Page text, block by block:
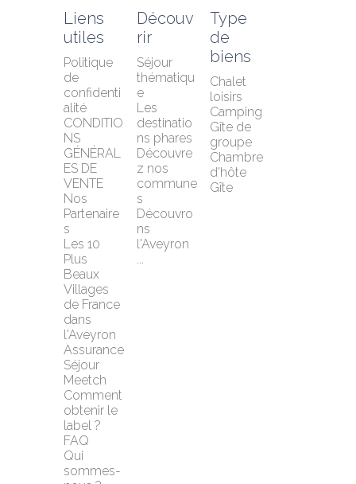
Liens
utiles
Politique
de
confidenti
alité
CONDITIO
NS
GÉNÉRAL
ES DE
VENTE
Nos
Partenaire
s
Les 10
Plus
Beaux
Villages
de France
dans
l'Aveyron
Assurance
Séjour
Meetch
Comment
obtenir le
label ?
FAQ
Qui
sommes-
Découv
rir
Séjour
thématiqu
e
Les
destinatio
ns phares
Découvre
z nos
commune
s
Découvro
ns
l'Aveyron
...
Type
de
biens
Chalet
loisirs
Camping
Gîte de
groupe
Chambre
d'hôte
Gîte